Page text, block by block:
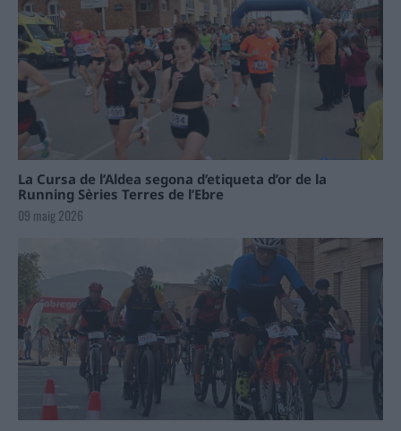
La Cursa de l’Aldea segona d’etiqueta d’or de la
Running Sèries Terres de l’Ebre
09 maig 2026